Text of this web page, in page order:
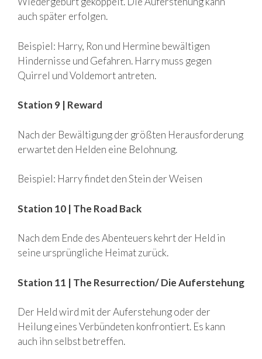
auch später erfolgen.
Beispiel: Harry, Ron und Hermine bewältigen
Hindernisse und Gefahren. Harry muss gegen
Quirrel und Voldemort antreten.
Station 9 | Reward
Nach der Bewältigung der größten Herausforderung
erwartet den Helden eine Belohnung.
Beispiel: Harry findet den Stein der Weisen
Station 10 | The Road Back
Nach dem Ende des Abenteuers kehrt der Held in
seine ursprüngliche Heimat zurück.
Station 11 | The Resurrection/ Die Auferstehung
Der Held wird mit der Auferstehung oder der
Heilung eines Verbündeten konfrontiert. Es kann
auch ihn selbst betreffen.